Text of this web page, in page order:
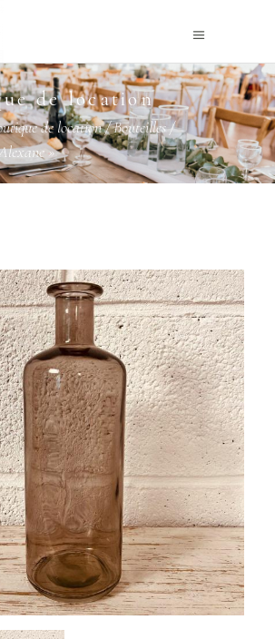
de location
de location/Bouteilles/
»